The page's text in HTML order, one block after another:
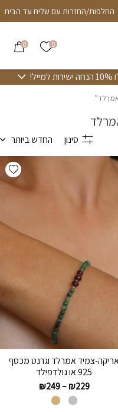
רכישה מאובטחת החלפות/
0 הרשימה
0
סינון החדש ביותר
צמיד אמרלד וגרנט מכסף
925 או גולדפילד
₪229
–
₪249